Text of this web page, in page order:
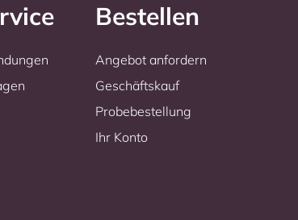
Bestellen
Angebot anfordern
Geschäftskauf
Probebestellung
Ihr Konto